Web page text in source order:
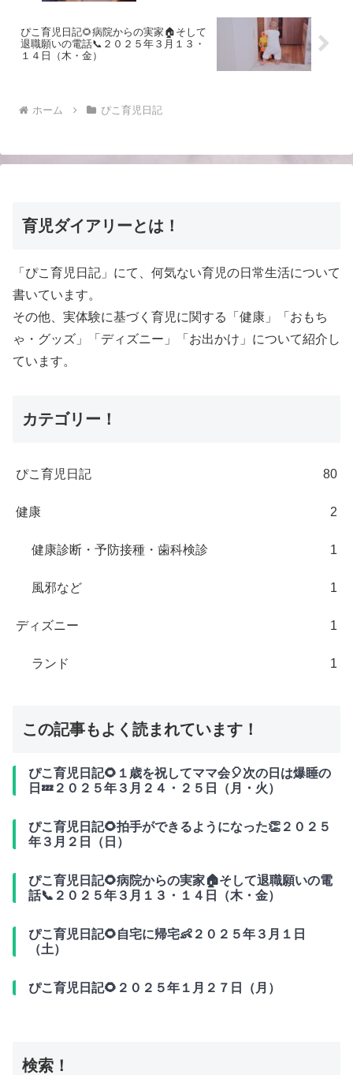
ぴこ育児日記🌻病院からの実家🏠そして
退職願いの電話📞２０２５年３月１３・
１４日（木・金）
ホーム ぴこ育児日記
育児ダイアリーとは！
「ぴこ育児日記」にて、何気ない育児の日常生活について
書いています。
その他、実体験に基づく育児に関する「健康」「おもち
ゃ・グッズ」「ディズニー」「お出かけ」について紹介し
ています。
カテゴリー！
ぴこ育児日記 80
健康 2
健康診断・予防接種・歯科検診 1
風邪など 1
ディズニー 1
ランド 1
この記事もよく読まれています！
ぴこ育児日記🌻１歳を祝してママ会🎈次の日は爆睡の
日💤２０２５年３月２４・２５日（月・火）
ぴこ育児日記🌻拍手ができるようになった👏２０２５
年３月２日（日）
ぴこ育児日記🌻病院からの実家🏠そして退職願いの電
話📞２０２５年３月１３・１４日（木・金）
ぴこ育児日記🌻自宅に帰宅👶２０２５年３月１日
（土）
ぴこ育児日記🌻２０２５年１月２７日（月）
検索！